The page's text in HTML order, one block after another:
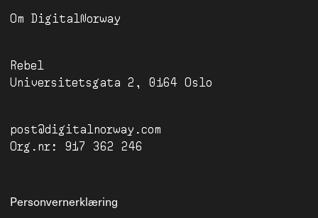
Om DigitalNorway
Rebel
Universitetsgata 2, 0164 Oslo
post@digitalnorway.com
Org.nr: 917 362 246
Personvernerklæring